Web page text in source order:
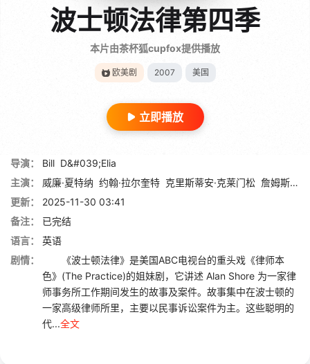
波士顿法律第四季
本片由茶杯狐cupfox提供播放
欧美剧 2007 美国
立即播放
导演： Bill D&#039;Elia
主演：
威廉·夏特纳 约翰·拉尔奎特 克里斯蒂安·克莱门松 詹姆斯·斯派德
更新：
2025-11-30 03:41
备注：
已完结
语言：
英语
剧情：
《波士顿法律》是美国ABC电视台的重头戏《律师本
色》(The Practice)的姐妹剧，它讲述 Alan Shore 为一家律
师事务所工作期间发生的故事及案件。故事集中在波士顿的
一家高级律师所里，主要以民事诉讼案件为主。这些聪明的
代...全文